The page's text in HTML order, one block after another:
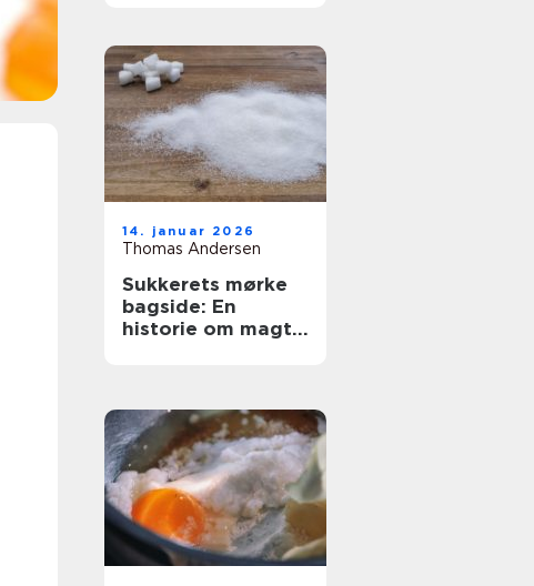
14. januar 2026
Thomas Andersen
Sukkerets mørke
bagside: En
historie om magt